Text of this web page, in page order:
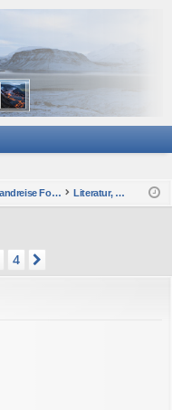
Islandreise Forum Literatur, Film, Musik und andere Medien
4